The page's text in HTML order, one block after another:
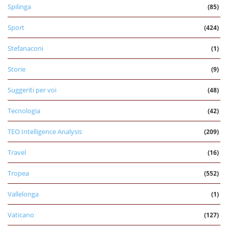
Spilinga (85)
Sport (424)
Stefanaconi (1)
Storie (9)
Suggeriti per voi (48)
Tecnologia (42)
TEO Intelligence Analysis (209)
Travel (16)
Tropea (552)
Vallelonga (1)
Vaticano (127)